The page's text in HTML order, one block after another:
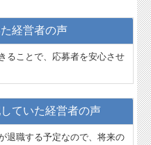
経営者の声
ることで、応募者を安心させ
ていた経営者の声
退職する予定なので、将来の